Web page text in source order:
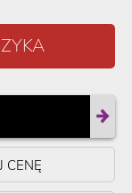
CENĘ